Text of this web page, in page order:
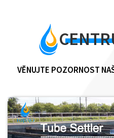
VĚNUJTE POZORNOST